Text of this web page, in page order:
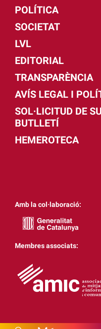
POLÍTICA
SOCIETAT
LVL
EDITORIAL
TRANSPARÈNCIA
AVÍS LEGAL I
SOL·LICITUD DE
BUTLLETÍ
HEMEROTECA
Amb la col·laboració:
Membres associats: